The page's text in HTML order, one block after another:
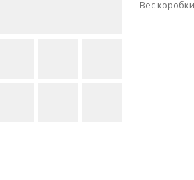
Вес коробки